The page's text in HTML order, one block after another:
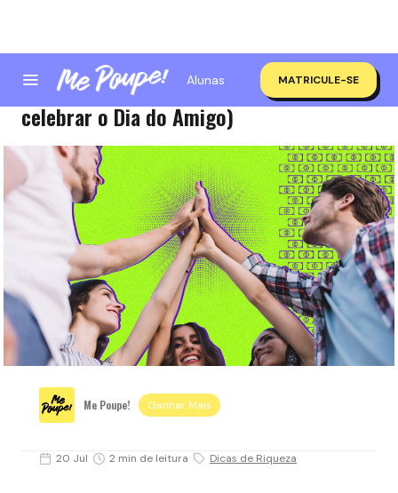
Alunas MATRICULE-SE
4 tipos de amigos tops demais (para
celebrar o Dia do Amigo)
Me Poupe! Ganhar Mais
20 Jul 2 min de leitura Dicas de Riqueza